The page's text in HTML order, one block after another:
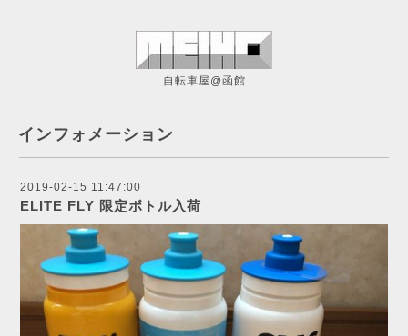
自転車屋@函館
インフォメーション
2019-02-15 11:47:00
ELITE FLY 限定ボトル入荷